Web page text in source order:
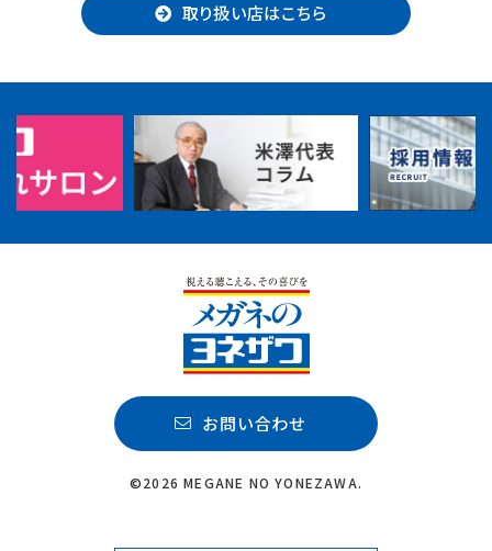
取り扱い店はこちら
お問い合わせ
©2026 MEGANE NO YONEZAWA.